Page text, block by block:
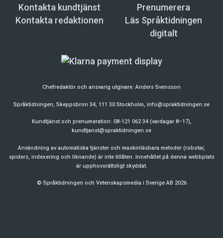
Kontakta kundtjänst
Prenumerera
Kontakta redaktionen
Läs Språktidningen
digitalt
Chefredaktör och ansvarig utgivare:Anders Svensson
Språktidningen, Skeppsbron 34, 111 30 Stockholm, info@spraktidningen.se
Kundtjänst och prenumeration: 08-121 062 34 (vardagar 8–17),
kundtjanst@spraktidningen.se
Användning av automatiska tjänster och maskinläsbara metoder (robotar,
spiders, indexering och liknande) är inte tillåten. Innehållet på denna webbplats
är upphovsrättsligt skyddat.
© Språktidningen och Vetenskapsmedia i Sverige AB 2026